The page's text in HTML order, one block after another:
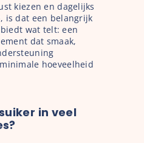
kiezen en dagelijks
is dat een belangrijk
wat telt: een
dat smaak,
hoeveelheid
in veel